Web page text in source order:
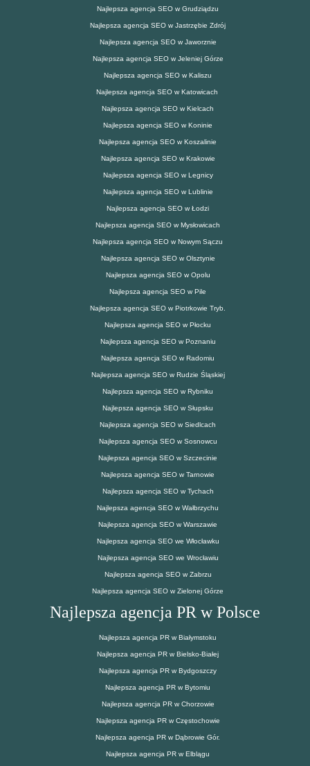
Najlepsza agencja SEO w Grudziądzu
Najlepsza agencja SEO w Jastrzębie Zdrój
Najlepsza agencja SEO w Jaworznie
Najlepsza agencja SEO w Jeleniej Górze
Najlepsza agencja SEO w Kaliszu
Najlepsza agencja SEO w Katowicach
Najlepsza agencja SEO w Kielcach
Najlepsza agencja SEO w Koninie
Najlepsza agencja SEO w Koszalinie
Najlepsza agencja SEO w Krakowie
Najlepsza agencja SEO w Legnicy
Najlepsza agencja SEO w Lublinie
Najlepsza agencja SEO w Łodzi
Najlepsza agencja SEO w Mysłowicach
Najlepsza agencja SEO w Nowym Sączu
Najlepsza agencja SEO w Olsztynie
Najlepsza agencja SEO w Opolu
Najlepsza agencja SEO w Pile
Najlepsza agencja SEO w Piotrkowie Tryb.
Najlepsza agencja SEO w Płocku
Najlepsza agencja SEO w Poznaniu
Najlepsza agencja SEO w Radomiu
Najlepsza agencja SEO w Rudzie Śląskiej
Najlepsza agencja SEO w Rybniku
Najlepsza agencja SEO w Słupsku
Najlepsza agencja SEO w Siedlcach
Najlepsza agencja SEO w Sosnowcu
Najlepsza agencja SEO w Szczecinie
Najlepsza agencja SEO w Tarnowie
Najlepsza agencja SEO w Tychach
Najlepsza agencja SEO w Wałbrzychu
Najlepsza agencja SEO w Warszawie
Najlepsza agencja SEO we Włocławku
Najlepsza agencja SEO we Wrocławiu
Najlepsza agencja SEO w Zabrzu
Najlepsza agencja SEO w Zielonej Górze
Najlepsza agencja PR w Polsce
Najlepsza agencja PR w Białymstoku
Najlepsza agencja PR w Bielsko-Białej
Najlepsza agencja PR w Bydgoszczy
Najlepsza agencja PR w Bytomiu
Najlepsza agencja PR w Chorzowie
Najlepsza agencja PR w Częstochowie
Najlepsza agencja PR w Dąbrowie Gór.
Najlepsza agencja PR w Elblągu